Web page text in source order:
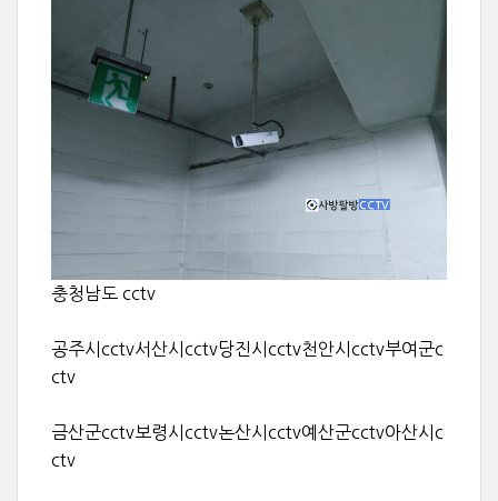
충청남도 cctv
공주시cctv서산시cctv당진시cctv천안시cctv부여군c
ctv
금산군cctv보령시cctv논산시cctv예산군cctv아산시c
ctv